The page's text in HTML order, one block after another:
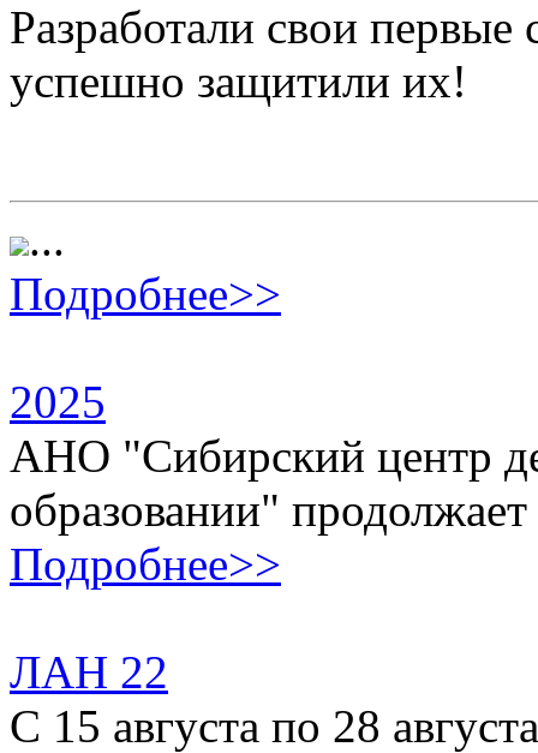
Разработали свои
успешно защитили их!
...
Подробнее>>
2025
АНО "Сибирский центр
образовании"
Подробнее>>
ЛАН 22
С 15 августа по 28